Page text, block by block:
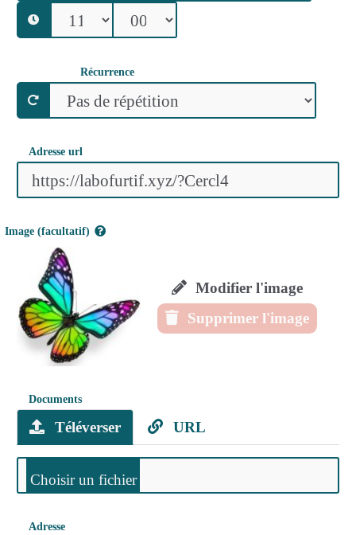
Récurrence
Adresse url
Image (facultatif)
Modifier l'image
Supprimer l'image
Documents
Téléverser URL
Adresse